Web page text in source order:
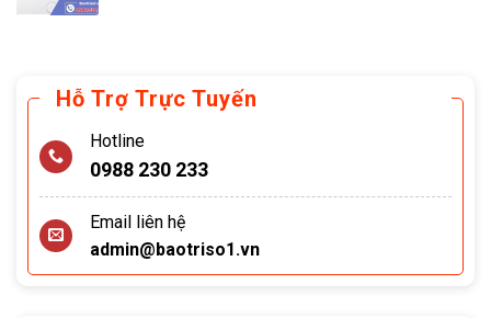
Hỗ Trợ Trực Tuyến
Hotline
0988 230 233
Email liên hệ
admin@baotriso1.vn